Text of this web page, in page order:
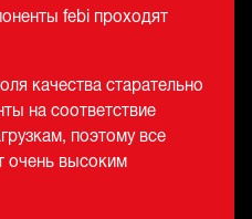
febi проходят
качества старательно
на соответствие
поэтому все
очень высоким